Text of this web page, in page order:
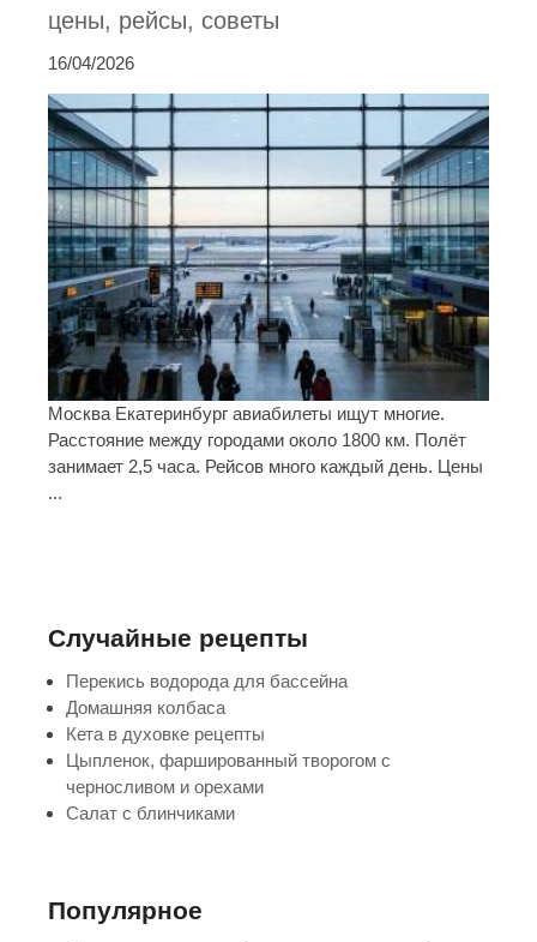
цены, рейсы, советы
16/04/2026
Москва Екатеринбург авиабилеты ищут многие.
Расстояние между городами около 1800 км. Полёт
занимает 2,5 часа. Рейсов много каждый день. Цены
...
Случайные рецепты
Перекись водорода для бассейна
Домашняя колбаса
Кета в духовке рецепты
Цыпленок, фаршированный творогом с
черносливом и орехами
Салат с блинчиками
Популярное